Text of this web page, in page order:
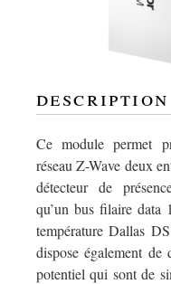
description
Ce module permet
réseau Z-Wave deux
détecteur de
qu’un bus filaire data
température Dallas
dispose également
potentiel qui sont de